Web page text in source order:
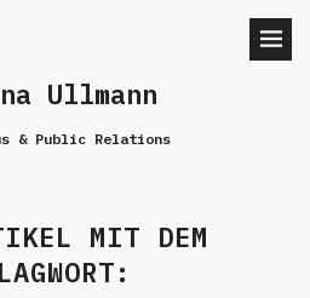
Ullmann
& Public Relations
MIT DEM